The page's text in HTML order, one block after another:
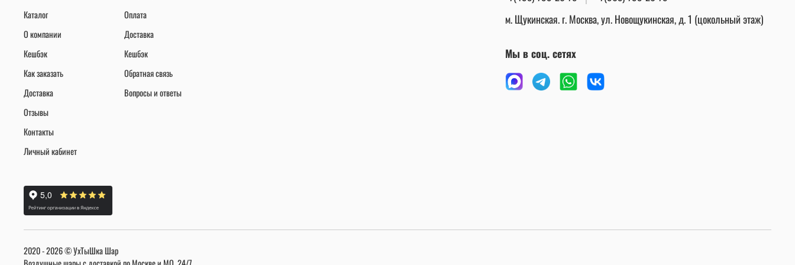
Каталог
О компании
Кешбэк
Как заказать
Доставка
Отзывы
Контакты
Личный кабинет
Оплата
Доставка
Кешбэк
Обратная связь
Вопросы и ответы
м. Щукинская. г. Москва, ул. Новощукинская, д. 1 (цокольный этаж)
Мы в соц. сетях
2020 - 2026 © УхТыШка Шар